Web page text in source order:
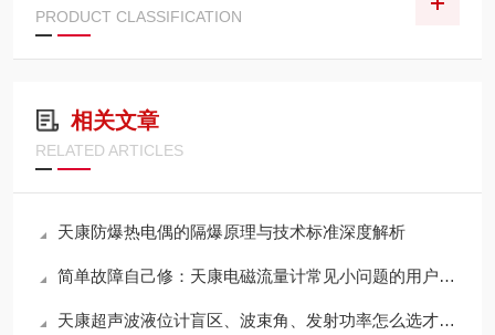
PRODUCT CLASSIFICATION
相关文章
RELATED ARTICLES
天康防爆热电偶的隔爆原理与技术标准深度解析
简单故障自己修：天康电磁流量计常见小问题的用户自行处理方法
天康超声波液位计盲区、波束角、发射功率怎么选才不误测